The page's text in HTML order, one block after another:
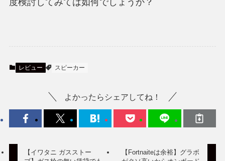
レビュー スピーカー
よかったらシェアしてね！
【イワタニ ガスストー
【Fortnaiteは余裕】グラボ